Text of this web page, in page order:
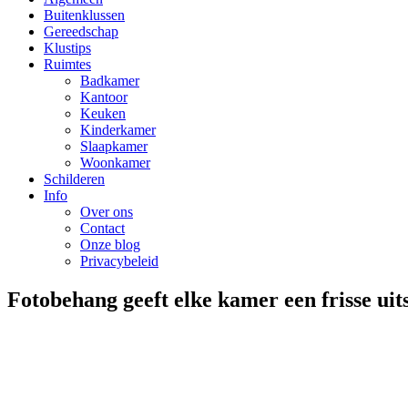
Buitenklussen
Gereedschap
Klustips
Ruimtes
Badkamer
Kantoor
Keuken
Kinderkamer
Slaapkamer
Woonkamer
Schilderen
Info
Over ons
Contact
Onze blog
Privacybeleid
Fotobehang geeft elke kamer een frisse